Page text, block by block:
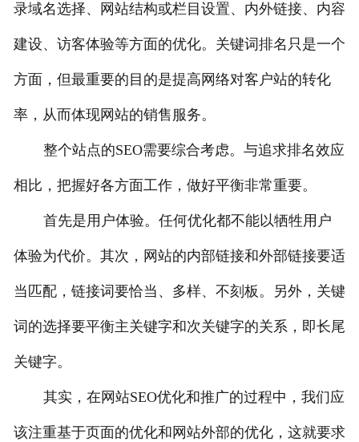
优帮资讯
录域名选择、网站结构或栏目设置、内外链接、内容
建设、访客体验等方面的优化。关键词排名只是一个
方面，但最重要的目的是提高网络对客户站的转化
率，从而体现网站的销售服务。
整个站点的SEO需要综合考虑。与追求排名效应
相比，把握好各方面工作，做好平衡非常重要。
首先是用户体验。任何优化都不能以牺牲用户
体验为代价。其次，网站的内部链接和外部链接要适
当匹配，链接词要恰当、多样、不刻板。另外，关键
词的选择要平衡主关键字和次关键字的关系，即长尾
关键字。
其实，在网站SEO优化和推广的过程中，我们应
该注重基于页面的优化和网站外部的优化，这就要求